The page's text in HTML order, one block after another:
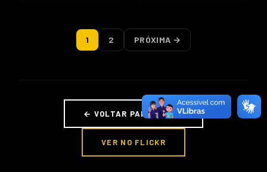
1 2 PRÓXIMA →
← VOLTAR PARA FOTOS
VER NO FLICKR